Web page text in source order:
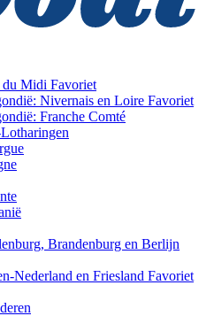
du Midi Favoriet
Nivernais en Loire Favoriet
Franche Comté
Brandenburg en Berlijn
Nederland en Friesland Favoriet